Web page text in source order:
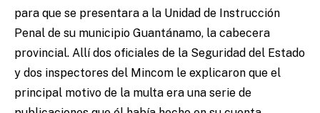
para que se presentara a la Unidad de Instrucción
Penal de su municipio Guantánamo, la cabecera
provincial. Allí dos oficiales de la Seguridad del Estado
y dos inspectores del Mincom le explicaron que el
principal motivo de la multa era una serie de